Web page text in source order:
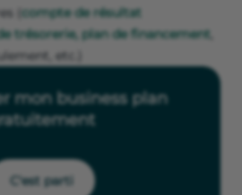
(compte de résultat
trésorerie, plan de financement
etc.)
mon business plan
C'est parti